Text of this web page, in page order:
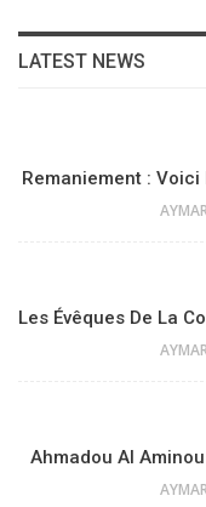
LATEST NEWS
Remaniement :
Les Évêques De La
Ahmadou Al